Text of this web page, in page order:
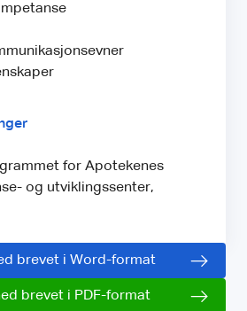
for Apotekenes
og utviklingssenter,
brevet i Word-format
brevet i PDF-format